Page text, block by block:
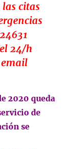
citas
24/h
email
2020 queda
de
se